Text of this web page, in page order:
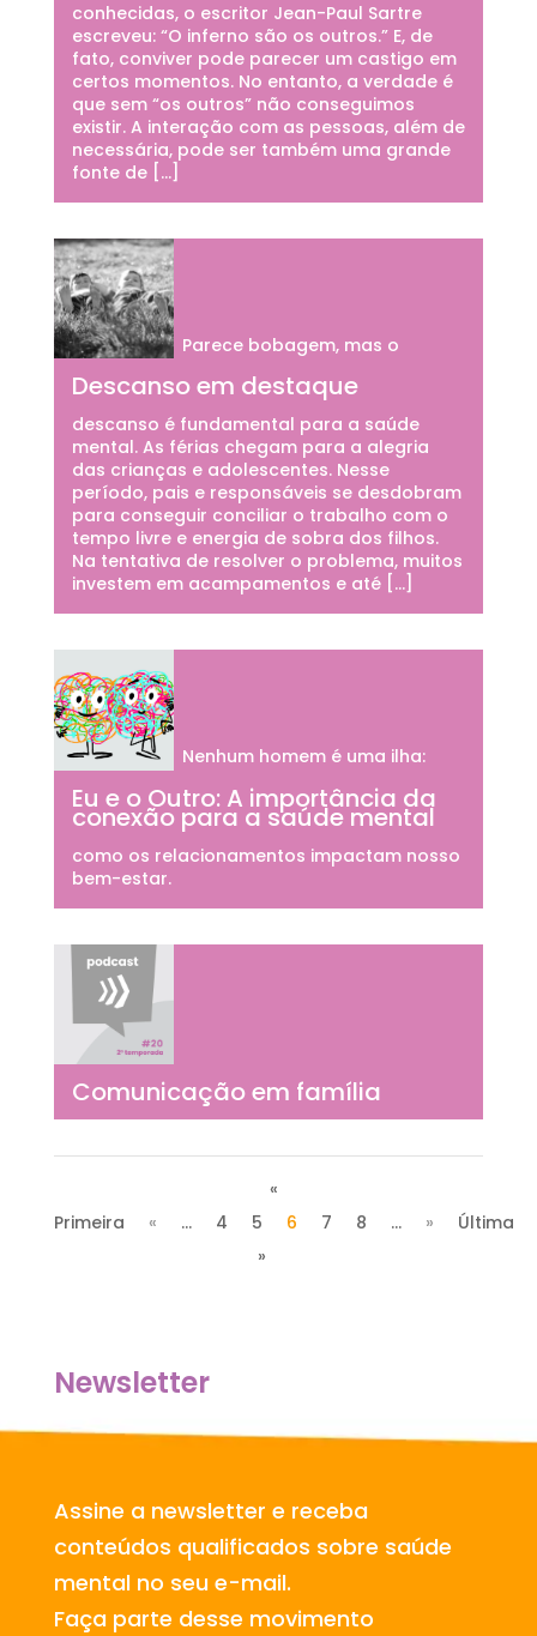
conhecidas, o escritor Jean-Paul Sartre
escreveu: “O inferno são os outros.” E, de
fato, conviver pode parecer um castigo em
certos momentos. No entanto, a verdade é
que sem “os outros” não conseguimos
existir. A interação com as pessoas, além de
necessária, pode ser também uma grande
fonte de […]
Descanso em destaque
Parece bobagem, mas o
descanso é fundamental para a saúde
mental. As férias chegam para a alegria
das crianças e adolescentes. Nesse
período, pais e responsáveis se desdobram
para conseguir conciliar o trabalho com o
tempo livre e energia de sobra dos filhos.
Na tentativa de resolver o problema, muitos
investem em acampamentos e até […]
Eu e o Outro: A importância da
conexão para a saúde mental
Nenhum homem é uma ilha:
como os relacionamentos impactam nosso
bem-estar.
Comunicação em família
«
Primeira
« ... 4 5 6 7 8 ... »
Última
»
Newsletter
Assine a newsletter e receba
conteúdos qualificados sobre saúde
mental no seu e-mail.
Faça parte desse movimento